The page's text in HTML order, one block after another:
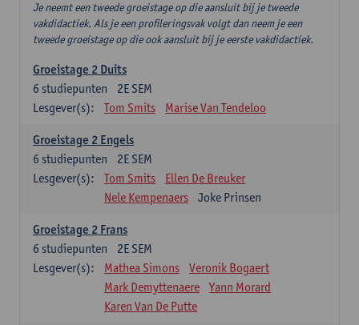
Je neemt een tweede groeistage op die aansluit bij je tweede
vakdidactiek. Als je een profileringsvak volgt dan neem je een
tweede groeistage op die ook aansluit bij je eerste vakdidactiek.
Groeistage 2 Duits
2E SEM
6 studiepunten
Lesgever(s):
Tom Smits Marise Van Tendeloo
Groeistage 2 Engels
2E SEM
6 studiepunten
Lesgever(s):
Tom Smits
Ellen De Breuker
Nele Kempenaers
Joke Prinsen
Groeistage 2 Frans
2E SEM
6 studiepunten
Lesgever(s):
Mathea Simons
Veronik Bogaert
Mark Demyttenaere
Yann Morard
Karen Van De Putte